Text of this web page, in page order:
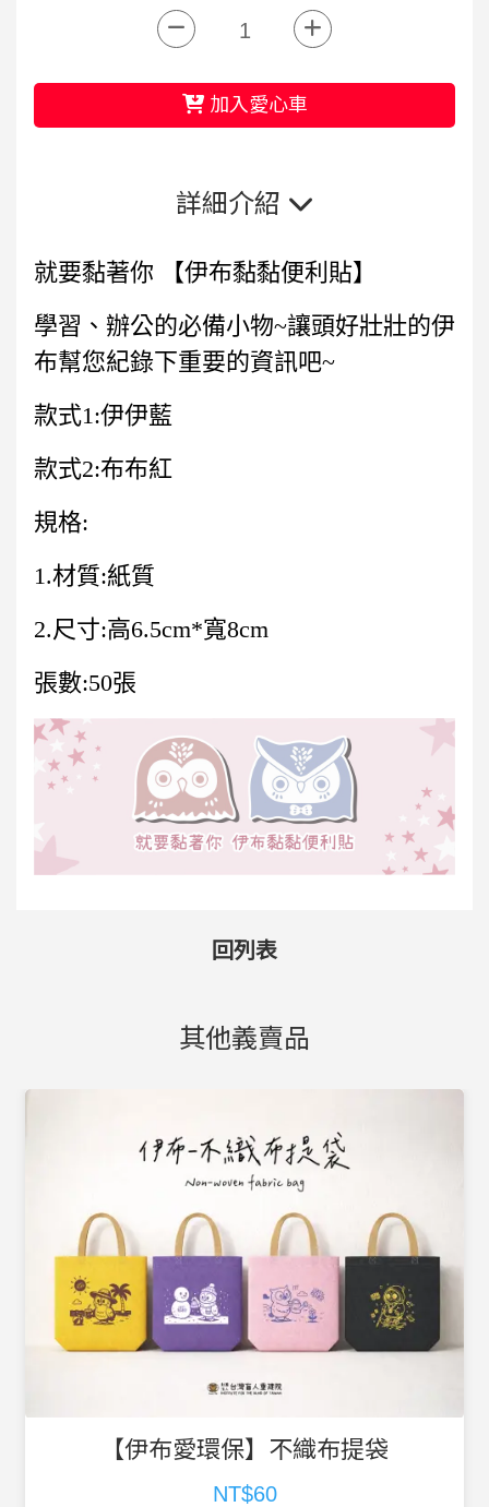
加入愛心車
詳細介紹
就要黏著你 【伊布黏黏便利貼】
學習、辦公的必備小物~讓頭好壯壯的伊
布幫您紀錄下重要的資訊吧~
款式1:伊伊藍
款式2:布布紅
規格:
1.材質:紙質
2.尺寸:高6.5cm*寬8cm
張數:50張
回列表
其他義賣品
【伊布愛環保】不織布提袋
NT$60